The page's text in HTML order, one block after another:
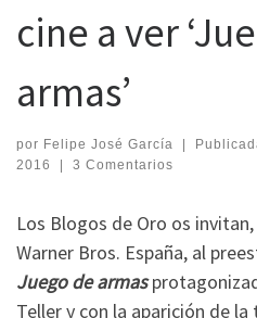
cine a ver
armas’
por Felipe José García |
2016
| 3 Comentarios
Los Blogos de Oro os
Warner Bros. España, al
Juego de armas
Teller y con la aparición de la